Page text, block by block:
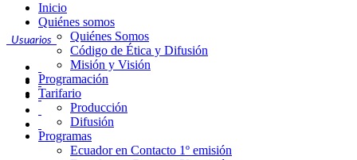
Usuarios
Inicio
Quiénes somos
Quiénes Somos
Código de Ética y Difusión
Misión y Visión
Programación
Tarifario
Producción
Difusión
Programas
Ecuador en Contacto 1º emisión